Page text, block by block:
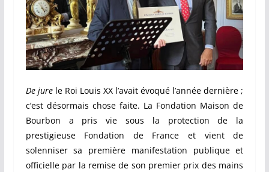
De jurele Roi Louis XX l’avait évoqué l’année dernière ;
c’est désormais chose faite. La Fondation Maison de
Bourbon a pris vie sous la protection de la
prestigieuse Fondation de France et vient de
solenniser sa première manifestation publique et
officielle par la remise de son premier prix des mains